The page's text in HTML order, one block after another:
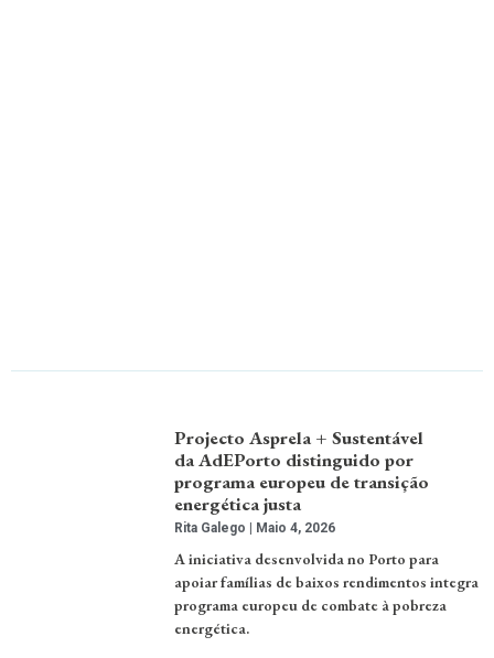
Projecto Asprela + Sustentável
da AdEPorto distinguido por
programa europeu de transição
energética justa
Rita Galego Maio 4, 2026
A iniciativa desenvolvida no Porto para
apoiar famílias de baixos rendimentos integra
programa europeu de combate à pobreza
energética.